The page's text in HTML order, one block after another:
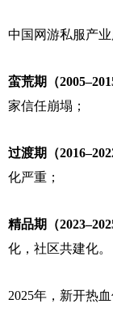
中国网游私服产
蛮荒期（
家信任崩塌；
过渡期（
化严重；
精品期（
化，社区共建化。
2025年，新开热